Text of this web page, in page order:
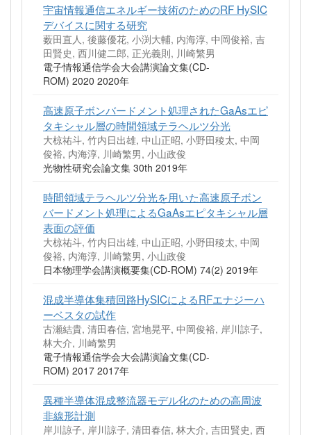
宇宙情報通信エネルギー技術のためのRF HySIC
デバイスに関する研究
薮田直人, 後藤優花, 小渕大輔, 内海淳, 中岡俊裕, 吉
田賢史, 西川健二郎, 正光義則, 川崎繁男
電子情報通信学会大会講演論文集(CD-
ROM) 2020 2020年
高速原子ボンバードメント処理されたGaAsエピ
タキシャル層の時間領域テラヘルツ分光
大椋祐斗, 竹内日出雄, 中山正昭, 小野田稜太, 中岡
俊裕, 内海淳, 川崎繁男, 小山政俊
光物性研究会論文集 30th 2019年
時間領域テラヘルツ分光を用いた高速原子ボン
バードメント処理によるGaAsエピタキシャル層
表面の評価
大椋祐斗, 竹内日出雄, 中山正昭, 小野田稜太, 中岡
俊裕, 内海淳, 川崎繁男, 小山政俊
日本物理学会講演概要集(CD-ROM) 74(2) 2019年
混成半導体集積回路HySICによるRFエナジーハ
ーベスタの試作
古瀬結貴, 清田春信, 宮地晃平, 中岡俊裕, 岸川諒子,
林大介, 川崎繁男
電子情報通信学会大会講演論文集(CD-
ROM) 2017 2017年
異種半導体混成整流器モデル化のための高周波
非線形計測
岸川諒子, 岸川諒子, 清田春信, 林大介, 吉田賢史, 西